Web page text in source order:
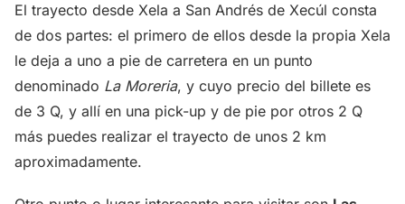
El trayecto desde Xela a San Andrés de Xecúl consta
de dos partes: el primero de ellos desde la propia Xela
le deja a uno a pie de carretera en un punto
denominado La Moreria, y cuyo precio del billete es
de 3 Q, y allí en una pick-up y de pie por otros 2 Q
más puedes realizar el trayecto de unos 2 km
aproximadamente.